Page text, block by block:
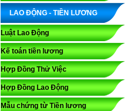
LAO ĐỘNG - TIỀN LƯƠNG
Luật Lao Động
Kế toán tiền lương
Hợp Đồng Thử Việc
Hợp Đồng Lao Động
Mẫu chứng từ Tiền lương